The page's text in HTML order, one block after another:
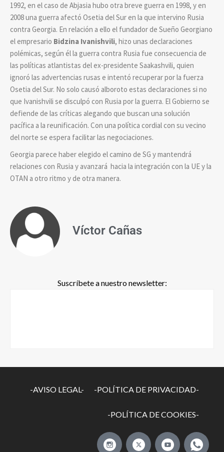
1992, en el caso de Abjasia hubo otra breve guerra en 1998, y en
2008 una guerra afectó Osetia del Sur en la que intervino Rusia
contra Georgia. En relación a ello el fundador de Sueño Georgiano
el empresario Bidzina Ivanishvili, hizo unas declaraciones
polémicas, según él la guerra contra Rusia fue consecuencia de
las políticas atlantistas del ex-presidente Saakashvili, quien
ignoró las advertencias rusas e intentó recuperar por la fuerza
Osetia del Sur. No solo causó alboroto estas declaraciones si no
que Ivanishvili se disculpó con Rusia por la guerra. El Gobierno se
defiende de las críticas alegando que buscan una solución
pacífica a la reunificación. Con una política cordial con su vecino
del norte se espera facilitar las negociaciones.
Georgia parece haber elegido el camino de SG y mantendrá
relaciones con Rusia y avanzará hacia la integración con la UE y la
OTAN a otro ritmo y de otra manera.
Víctor Cañas
Suscríbete a nuestro newsletter:
-AVISO LEGAL- -POLÍTICA DE PRIVACIDAD-
-POLÍTICA DE COOKIES-